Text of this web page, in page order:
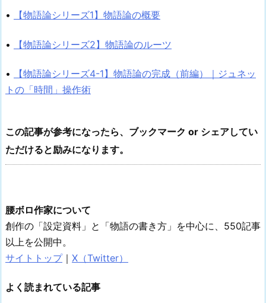
• 【物語論シリーズ1】物語論の概要
• 【物語論シリーズ2】物語論のルーツ
•
【物語論シリーズ4-1】物語論の完成（前編）｜ジュネッ
トの「時間」操作術
この記事が参考になったら、ブックマーク or シェアしてい
ただけると励みになります。
腰ボロ作家について
創作の「設定資料」と「物語の書き方」を中心に、550記事
以上を公開中。
サイトトップ｜ X（Twitter）
よく読まれている記事